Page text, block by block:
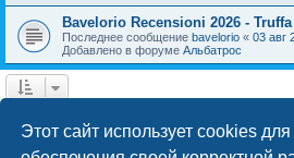
Этот сайт использует cookies для
Bavelorio Recensioni 2026 -
Последнее сообщение bavelorio « 03 авг
Добавлено в форуме Альбатрос